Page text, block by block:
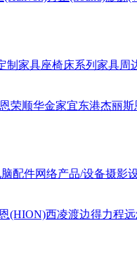
制家具座椅床系列 家具周
恩荣顺华金家宜东港杰丽斯
配件网络产品/设备摄影
(HION)西凌渡边得力程远